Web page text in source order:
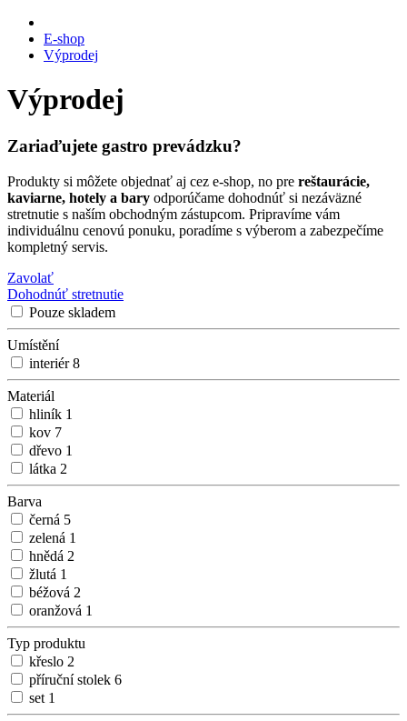
E-shop
Výprodej
Výprodej
Zariaďujete gastro prevádzku?
Produkty si môžete objednať aj cez e-shop, no pre reštaurácie,
kaviarne, hotely a bary odporúčame dohodnúť si nezáväzné
stretnutie s naším obchodným zástupcom. Pripravíme vám
individuálnu cenovú ponuku, poradíme s výberom a zabezpečíme
kompletný servis.
Zavolať
Dohodnúť stretnutie
Pouze skladem
Umístění
interiér8
Materiál
hliník 1
kov 7
dřevo 1
látka 2
Barva
černá 5
zelená 1
hnědá 2
žlutá 1
béžová 2
oranžová 1
Typ produktu
křeslo 2
příruční stolek 6
set 1